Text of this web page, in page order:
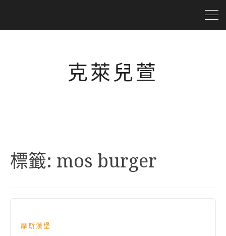
克萊兒萱
標籤: mos burger
摩斯漢堡